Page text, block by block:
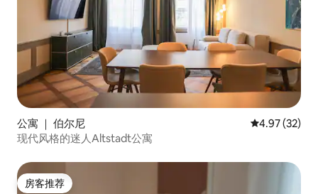
公寓 ｜ 伯尔尼 平均评分
4.97 (32)
现代风格的迷人Altstadt公寓
房客推荐
房客推荐